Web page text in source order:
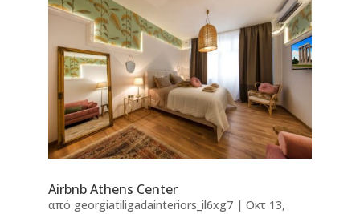
Airbnb Athens Center
από georgiatiligadainteriors_il6xg7| Οκτ 13,